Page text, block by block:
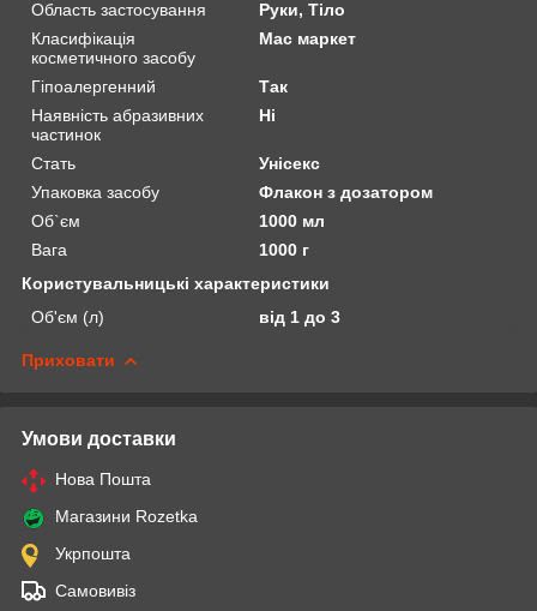
Область застосування
Руки, Тіло
Класифікація
косметичного засобу
Мас маркет
Гіпоалергенний
Так
Наявність абразивних
частинок
Ні
Стать
Унісекс
Упаковка засобу
Флакон з дозатором
Об`єм
1000 мл
Вага
1000 г
Користувальницькі характеристики
Об'єм (л)
від 1 до 3
Приховати
Умови доставки
Нова Пошта
Магазини Rozetka
Укрпошта
Самовивіз